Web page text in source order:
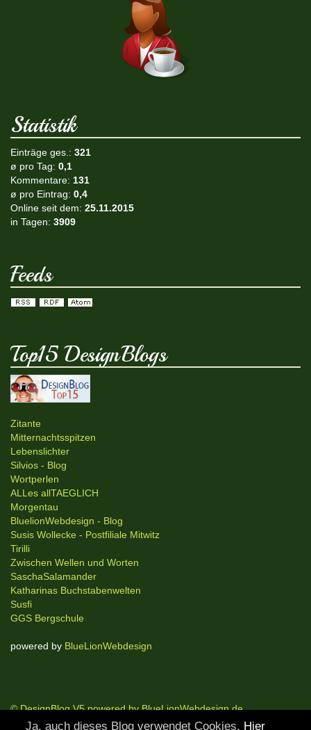
Statistik
Einträge ges.: 321
ø pro Tag: 0,1
Kommentare: 131
ø pro Eintrag: 0,4
Online seit dem: 25.11.2015
in Tagen: 3909
Feeds
Top15 DesignBlogs
Zitante
Mitternachtsspitzen
Lebenslichter
Silvios - Blog
Wortperlen
ALLes allTAEGLICH
Morgentau
BluelionWebdesign - Blog
Susis Wollecke - Postfiliale Mitwitz
Tirilli
Zwischen Wellen und Worten
SaschaSalamander
Katharinas Buchstabenwelten
Susfi
GGS Bergschule
powered by BlueLionWebdesign
© DesignBlog V5 powered by BlueLionWebdesign.de
Ja, auch dieses Blog verwendet Cookies. Hier